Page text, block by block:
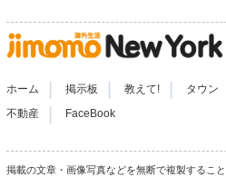
ホーム 掲示板 教えて! タウン
不動産 FaceBook
掲載の文章・画像写真などを無断で複製するこ